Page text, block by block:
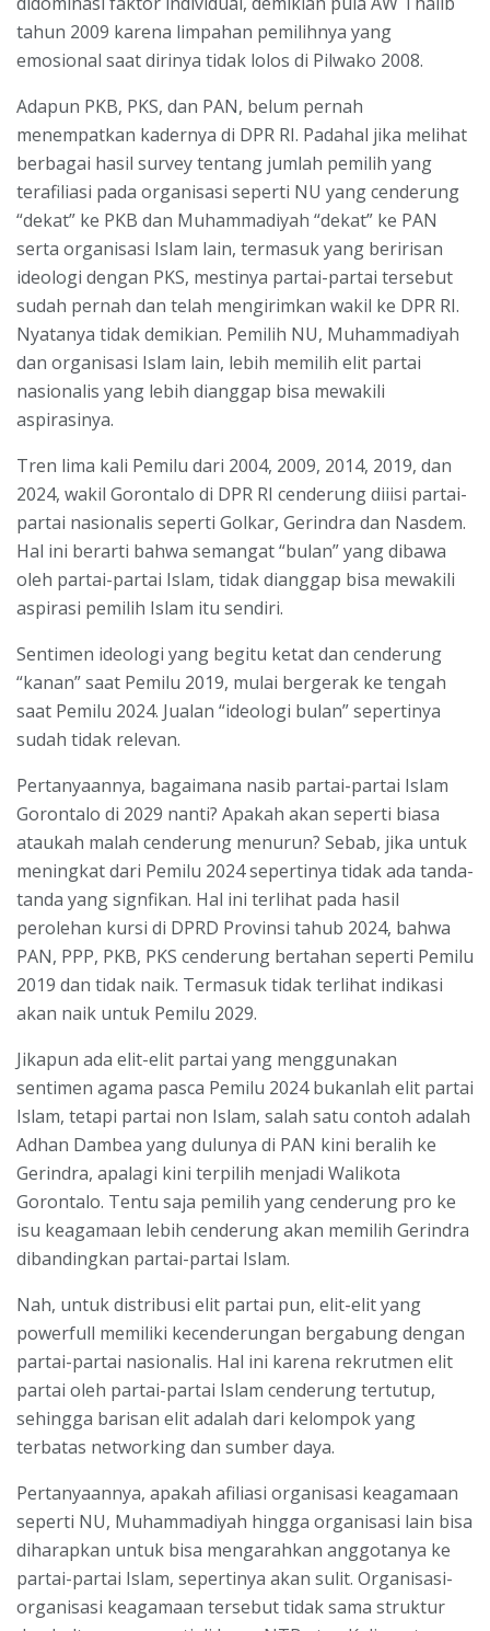
tahun 2009 karena limpahan pemilihnya yang
emosional saat dirinya tidak lolos di Pilwako 2008.
Adapun PKB, PKS, dan PAN, belum pernah
menempatkan kadernya di DPR RI. Padahal jika melihat
berbagai hasil survey tentang jumlah pemilih yang
terafiliasi pada organisasi seperti NU yang cenderung
“dekat” ke PKB dan Muhammadiyah “dekat” ke PAN
serta organisasi Islam lain, termasuk yang beririsan
ideologi dengan PKS, mestinya partai-partai tersebut
sudah pernah dan telah mengirimkan wakil ke DPR RI.
Nyatanya tidak demikian. Pemilih NU, Muhammadiyah
dan organisasi Islam lain, lebih memilih elit partai
nasionalis yang lebih dianggap bisa mewakili
aspirasinya.
Tren lima kali Pemilu dari 2004, 2009, 2014, 2019, dan
2024, wakil Gorontalo di DPR RI cenderung diiisi partai-
partai nasionalis seperti Golkar, Gerindra dan Nasdem.
Hal ini berarti bahwa semangat “bulan” yang dibawa
oleh partai-partai Islam, tidak dianggap bisa mewakili
aspirasi pemilih Islam itu sendiri.
Sentimen ideologi yang begitu ketat dan cenderung
“kanan” saat Pemilu 2019, mulai bergerak ke tengah
saat Pemilu 2024. Jualan “ideologi bulan” sepertinya
sudah tidak relevan.
Pertanyaannya, bagaimana nasib partai-partai Islam
Gorontalo di 2029 nanti? Apakah akan seperti biasa
ataukah malah cenderung menurun? Sebab, jika untuk
meningkat dari Pemilu 2024 sepertinya tidak ada tanda-
tanda yang signfikan. Hal ini terlihat pada hasil
perolehan kursi di DPRD Provinsi tahub 2024, bahwa
PAN, PPP, PKB, PKS cenderung bertahan seperti Pemilu
2019 dan tidak naik. Termasuk tidak terlihat indikasi
akan naik untuk Pemilu 2029.
Jikapun ada elit-elit partai yang menggunakan
sentimen agama pasca Pemilu 2024 bukanlah elit partai
Islam, tetapi partai non Islam, salah satu contoh adalah
Adhan Dambea yang dulunya di PAN kini beralih ke
Gerindra, apalagi kini terpilih menjadi Walikota
Gorontalo. Tentu saja pemilih yang cenderung pro ke
isu keagamaan lebih cenderung akan memilih Gerindra
dibandingkan partai-partai Islam.
Nah, untuk distribusi elit partai pun, elit-elit yang
powerfull memiliki kecenderungan bergabung dengan
partai-partai nasionalis. Hal ini karena rekrutmen elit
partai oleh partai-partai Islam cenderung tertutup,
sehingga barisan elit adalah dari kelompok yang
terbatas networking dan sumber daya.
Pertanyaannya, apakah afiliasi organisasi keagamaan
seperti NU, Muhammadiyah hingga organisasi lain bisa
diharapkan untuk bisa mengarahkan anggotanya ke
partai-partai Islam, sepertinya akan sulit. Organisasi-
organisasi keagamaan tersebut tidak sama struktur